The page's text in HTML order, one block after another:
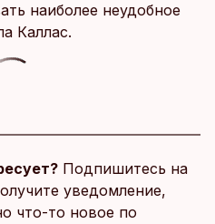
наиболее неудобное
Каллас.
Подпишитесь на
уведомление,
что-то новое по